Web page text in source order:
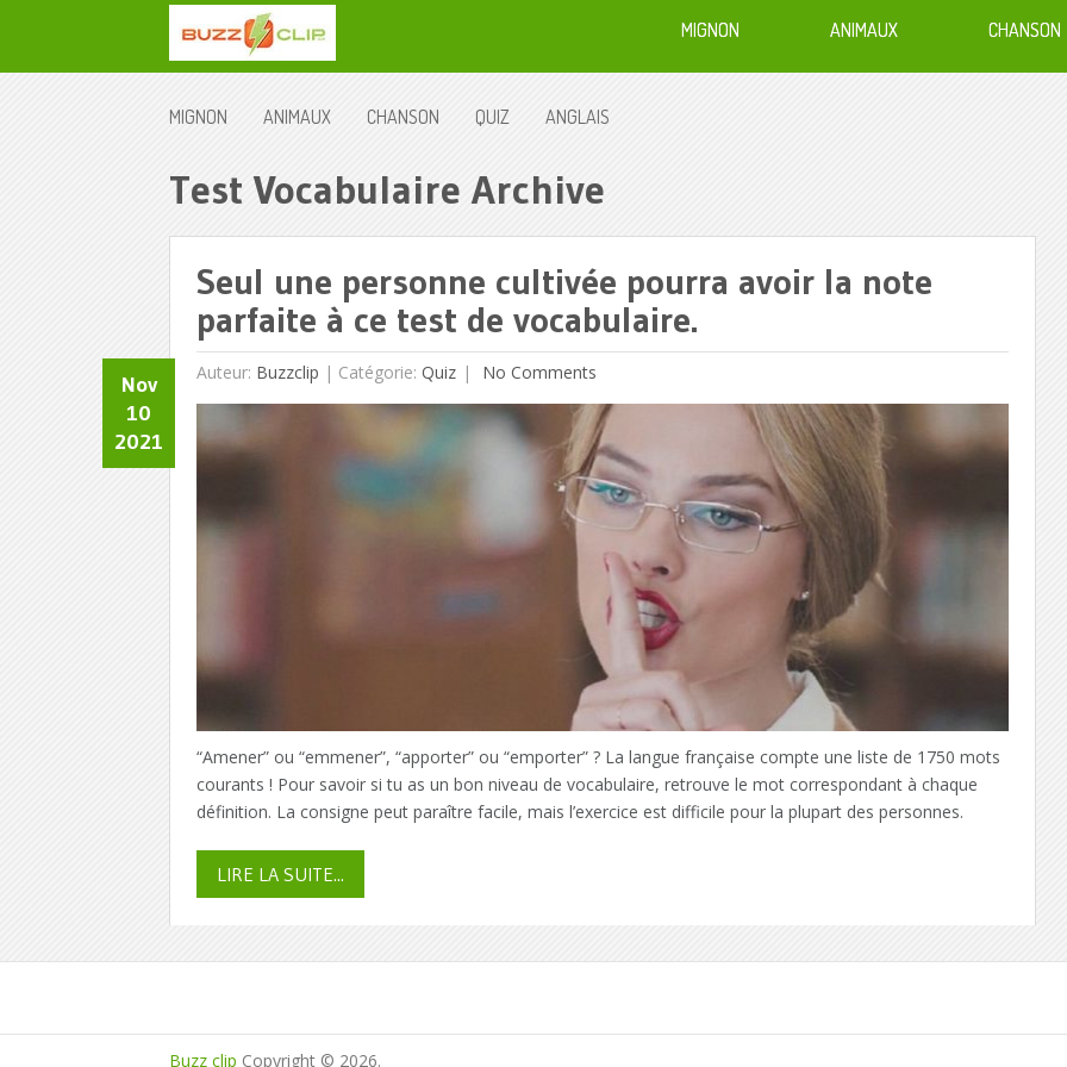
MIGNON ANIMAUX CHANSON
MIGNON ANIMAUX CHANSON QUIZ ANGLAIS
Test Vocabulaire Archive
Seul une personne cultivée pourra avoir la note
parfaite à ce test de vocabulaire.
Auteur: Buzzclip |
Nov
10
2021
Catégorie: Quiz No Comments
“Amener” ou “emmener”, “apporter” ou “emporter” ? La langue française compte une liste de 1750 mots
courants ! Pour savoir si tu as un bon niveau de vocabulaire, retrouve le mot correspondant à chaque
définition. La consigne peut paraître facile, mais l’exercice est difficile pour la plupart des personnes.
LIRE LA SUITE...
Buzz clip Copyright © 2026.